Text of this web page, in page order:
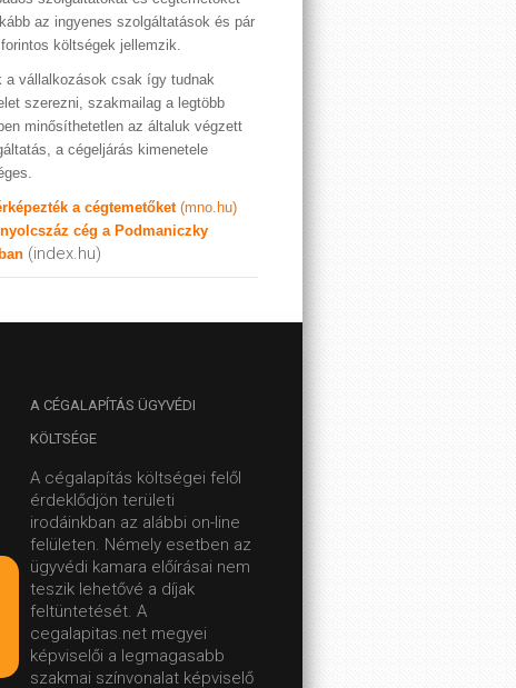
az ingyenes szolgáltatások és pár
költségek jellemzik.
a vállalkozások csak így tudnak
szerezni, szakmailag a legtöbb
minősíthetetlen az általuk végzett
a cégeljárás kimenetele
a cégtemetőket (mno.hu)
cég a Podmaniczky
(index.hu)
A CÉGALAPÍTÁS ÜGYVÉDI
KÖLTSÉGE
A cégalapítás költségei felől
érdeklődjön területi
irodáinkban az alábbi on-line
felületen. Némely esetben az
ügyvédi kamara előírásai nem
teszik lehetővé a díjak
feltüntetését. A
cegalapitas.net megyei
képviselői a legmagasabb
szakmai színvonalat képviselő